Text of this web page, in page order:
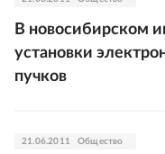
В новосибирском
установки
пучков
21.06.2011 Общество